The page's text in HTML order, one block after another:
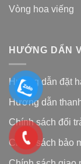
Vòng hoa viếng
HƯỚNG DẨN
Hướng dẫn đặt
Hướng dẫn
Chính sách đổi
Chính sách bảo